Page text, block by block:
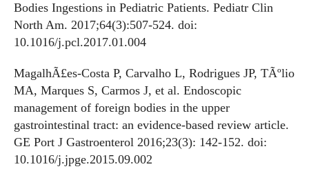
Bodies Ingestions in Pediatric Patients. Pediatr Clin
North Am. 2017;64(3):507-524. doi:
10.1016/j.pcl.2017.01.004
MagalhÃ£es-Costa P, Carvalho L, Rodrigues JP, TÃºlio
MA, Marques S, Carmos J, et al. Endoscopic
management of foreign bodies in the upper
gastrointestinal tract: an evidence-based review article.
GE Port J Gastroenterol 2016;23(3): 142-152. doi:
10.1016/j.jpge.2015.09.002